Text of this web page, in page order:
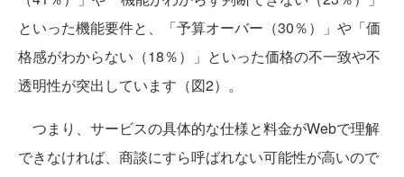
といった機能要件と、「予算オーバー（30％）」や「価
格感がわからない（18％）」といった価格の不一致や不
透明性が突出しています（図2）。
つまり、サービスの具体的な仕様と料金がWebで理解
できなければ、商談にすら呼ばれない可能性が高いので